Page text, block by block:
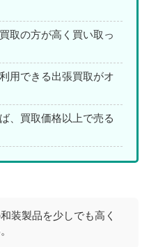
取の方が高く買い取っ
用できる出張買取がオ
、買取価格以上で売る
装製品を少しでも高く